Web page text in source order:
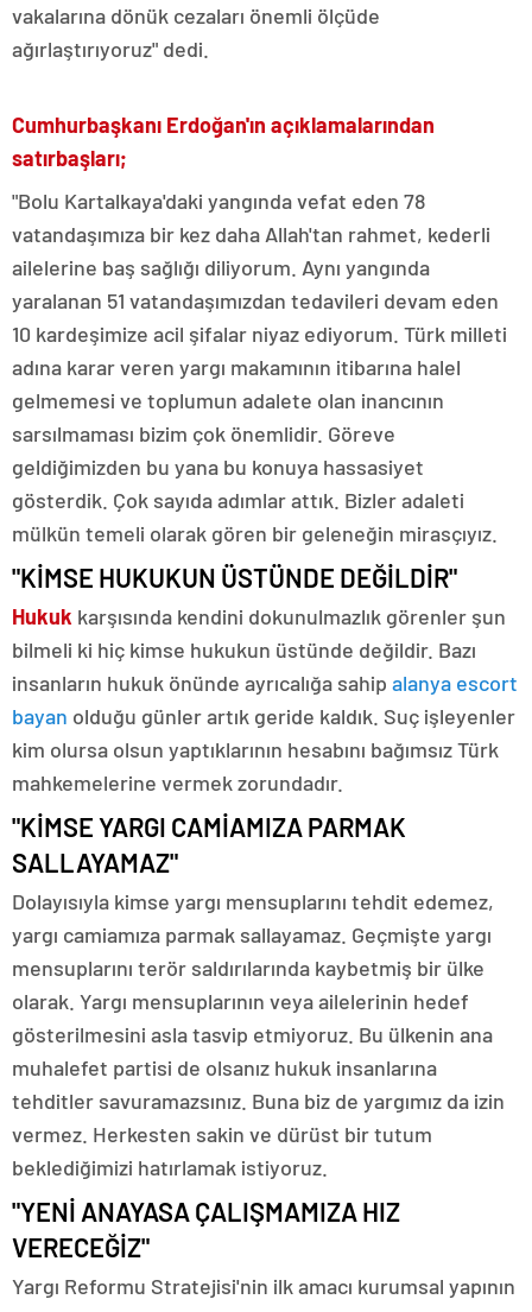
vakalarına dönük cezaları önemli ölçüde
ağırlaştırıyoruz" dedi.
Cumhurbaşkanı Erdoğan'ın açıklamalarından
satırbaşları;
"Bolu Kartalkaya'daki yangında vefat eden 78
vatandaşımıza bir kez daha Allah'tan rahmet, kederli
ailelerine baş sağlığı diliyorum. Aynı yangında
yaralanan 51 vatandaşımızdan tedavileri devam eden
10 kardeşimize acil şifalar niyaz ediyorum. Türk milleti
adına karar veren yargı makamının itibarına halel
gelmemesi ve toplumun adalete olan inancının
sarsılmaması bizim çok önemlidir. Göreve
geldiğimizden bu yana bu konuya hassasiyet
gösterdik. Çok sayıda adımlar attık. Bizler adaleti
mülkün temeli olarak gören bir geleneğin mirasçıyız.
"KİMSE HUKUKUN ÜSTÜNDE DEĞİLDİR"
Hukuk karşısında kendini dokunulmazlık görenler şun
bilmeli ki hiç kimse hukukun üstünde değildir. Bazı
insanların hukuk önünde ayrıcalığa sahip alanya escort
bayan olduğu günler artık geride kaldık. Suç işleyenler
kim olursa olsun yaptıklarının hesabını bağımsız Türk
mahkemelerine vermek zorundadır.
"KİMSE YARGI CAMİAMIZA PARMAK
SALLAYAMAZ"
Dolayısıyla kimse yargı mensuplarını tehdit edemez,
yargı camiamıza parmak sallayamaz. Geçmişte yargı
mensuplarını terör saldırılarında kaybetmiş bir ülke
olarak. Yargı mensuplarının veya ailelerinin hedef
gösterilmesini asla tasvip etmiyoruz. Bu ülkenin ana
muhalefet partisi de olsanız hukuk insanlarına
tehditler savuramazsınız. Buna biz de yargımız da izin
vermez. Herkesten sakin ve dürüst bir tutum
beklediğimizi hatırlamak istiyoruz.
"YENİ ANAYASA ÇALIŞMAMIZA HIZ
VERECEĞİZ"
Yargı Reformu Stratejisi'nin ilk amacı kurumsal yapının